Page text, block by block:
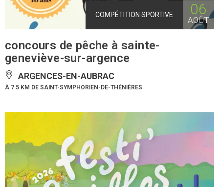
COMPÉTITION SPORTIVE 06
AOÛT
concours de pêche à sainte-
geneviève-sur-argence
ARGENCES-EN-AUBRAC
À 7.5 KM DE SAINT-SYMPHORIEN-DE-THÉNIÈRES